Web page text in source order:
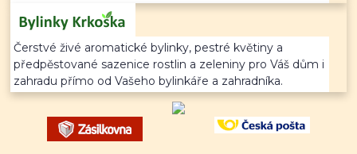
Čerstvé živé aromatické bylinky, pestré květiny a
předpěstované sazenice rostlin a zeleniny pro Váš dům i
zahradu přímo od Vašeho bylinkáře a zahradníka.